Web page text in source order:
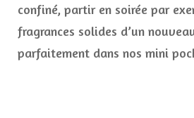
confiné, partir en soirée par
fragrances solides d’un
parfaitement dans nos mini